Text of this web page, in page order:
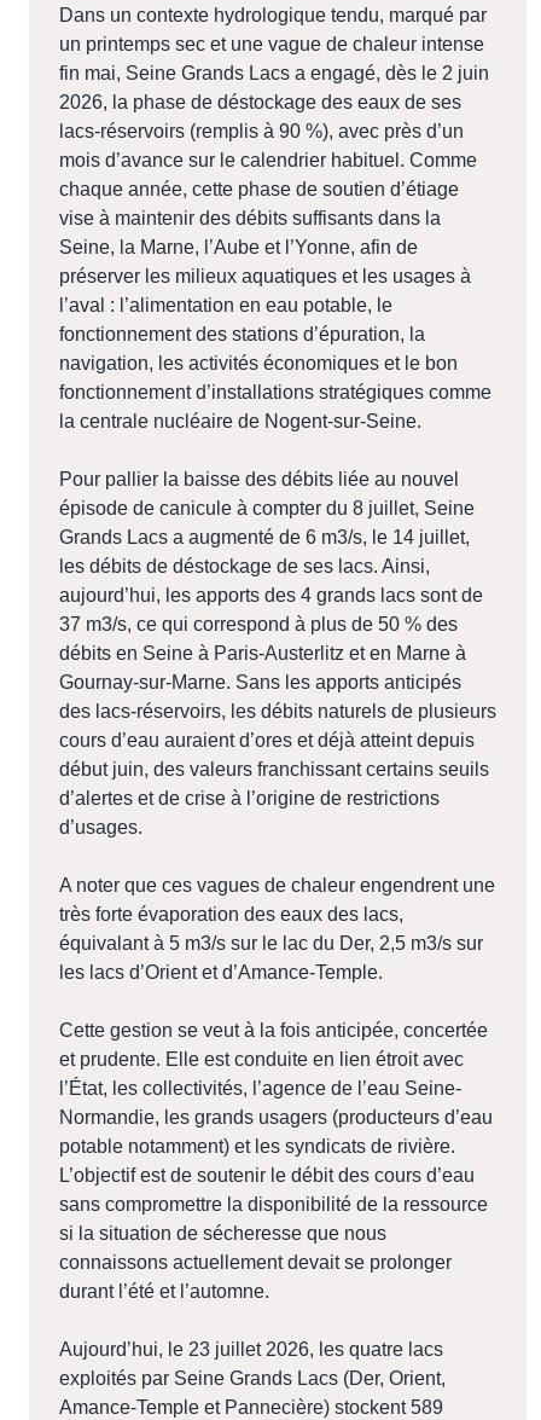
Dans un contexte hydrologique tendu, marqué par
un printemps sec et une vague de chaleur intense
fin mai, Seine Grands Lacs a engagé, dès le 2 juin
2026, la phase de déstockage des eaux de ses
lacs-réservoirs (remplis à 90 %), avec près d’un
mois d’avance sur le calendrier habituel. Comme
chaque année, cette phase de soutien d’étiage
vise à maintenir des débits suffisants dans la
Seine, la Marne, l’Aube et l’Yonne, afin de
préserver les milieux aquatiques et les usages à
l’aval : l’alimentation en eau potable, le
fonctionnement des stations d’épuration, la
navigation, les activités économiques et le bon
fonctionnement d’installations stratégiques comme
la centrale nucléaire de Nogent-sur-Seine.
Pour pallier la baisse des débits liée au nouvel
épisode de canicule à compter du 8 juillet, Seine
Grands Lacs a augmenté de 6 m3/s, le 14 juillet,
les débits de déstockage de ses lacs. Ainsi,
aujourd’hui, les apports des 4 grands lacs sont de
37 m3/s, ce qui correspond à plus de 50 % des
débits en Seine à Paris-Austerlitz et en Marne à
Gournay-sur-Marne. Sans les apports anticipés
des lacs-réservoirs, les débits naturels de plusieurs
cours d’eau auraient d’ores et déjà atteint depuis
début juin, des valeurs franchissant certains seuils
d’alertes et de crise à l’origine de restrictions
d’usages.
A noter que ces vagues de chaleur engendrent une
très forte évaporation des eaux des lacs,
équivalant à 5 m3/s sur le lac du Der, 2,5 m3/s sur
les lacs d’Orient et d’Amance-Temple.
Cette gestion se veut à la fois anticipée, concertée
et prudente. Elle est conduite en lien étroit avec
l’État, les collectivités, l’agence de l’eau Seine-
Normandie, les grands usagers (producteurs d’eau
potable notamment) et les syndicats de rivière.
L’objectif est de soutenir le débit des cours d’eau
sans compromettre la disponibilité de la ressource
si la situation de sécheresse que nous
connaissons actuellement devait se prolonger
durant l’été et l’automne.
Aujourd’hui, le 23 juillet 2026, les quatre lacs
exploités par Seine Grands Lacs (Der, Orient,
Amance-Temple et Pannecière) stockent 589